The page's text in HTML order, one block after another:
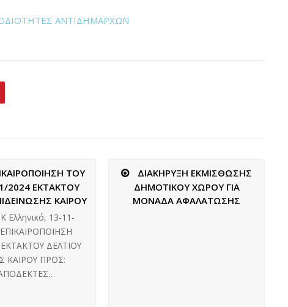
ΑΝΤΙΔΗΜΑΡΧΩΝ
ΤΟΥ
2024 ΕΚΤΑΚΤΟΥ
ΚΑΙΡΟΥ
13-11-
ΔΕΛΤΙΟΥ
ΚΑΙΡΟΥ ΠΡΟΣ:
ΔΙΑΚΗΡΥΞΗ ΕΚΜΙΣΘΩΣΗΣ
ΔΗΜΟΤΙΚΟΥ ΧΩΡΟΥ ΓΙΑ
ΜΟΝΑΔΑ ΑΦΑΛΑΤΩΣΗΣ